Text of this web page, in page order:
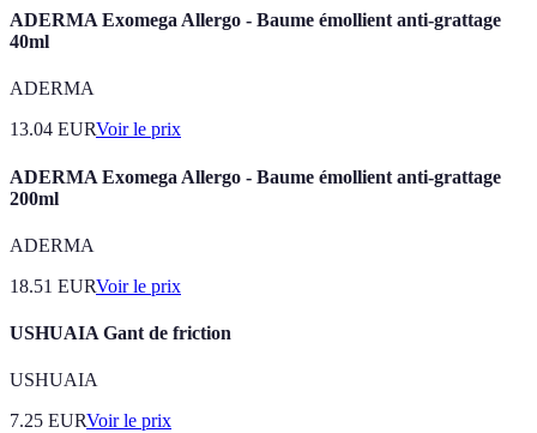
ADERMA Exomega Allergo - Baume émollient anti-grattage
40ml
ADERMA
13.04 EURVoir le prix
ADERMA Exomega Allergo - Baume émollient anti-grattage
200ml
ADERMA
18.51 EURVoir le prix
USHUAIA Gant de friction
USHUAIA
7.25 EURVoir le prix